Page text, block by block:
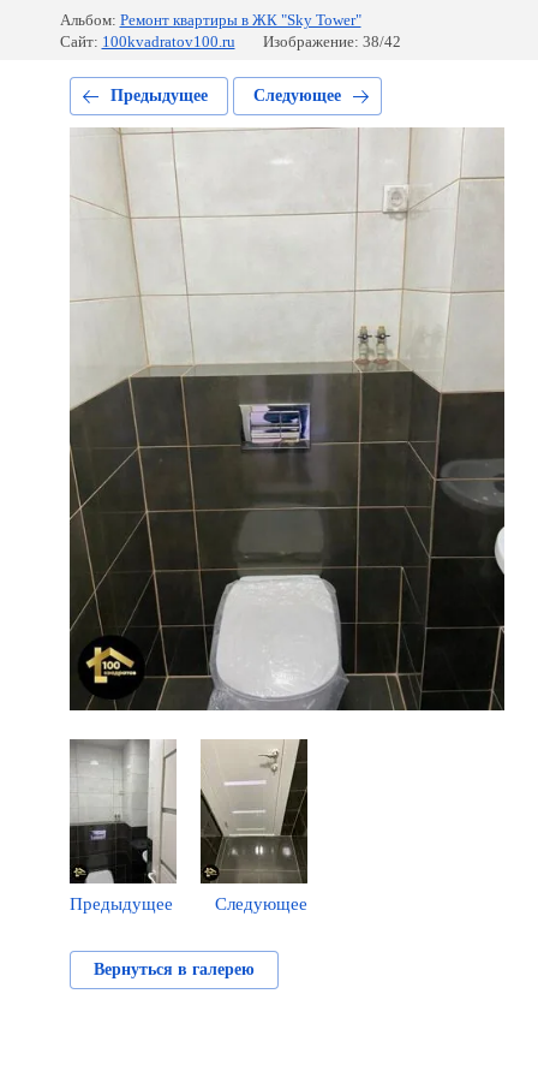
Альбом: Ремонт квартиры в ЖК "Sky Tower"
Сайт: 100kvadratov100.ru Изображение: 38/42
Предыдущее Следующее
Предыдущее Следующее
Вернуться в галерею